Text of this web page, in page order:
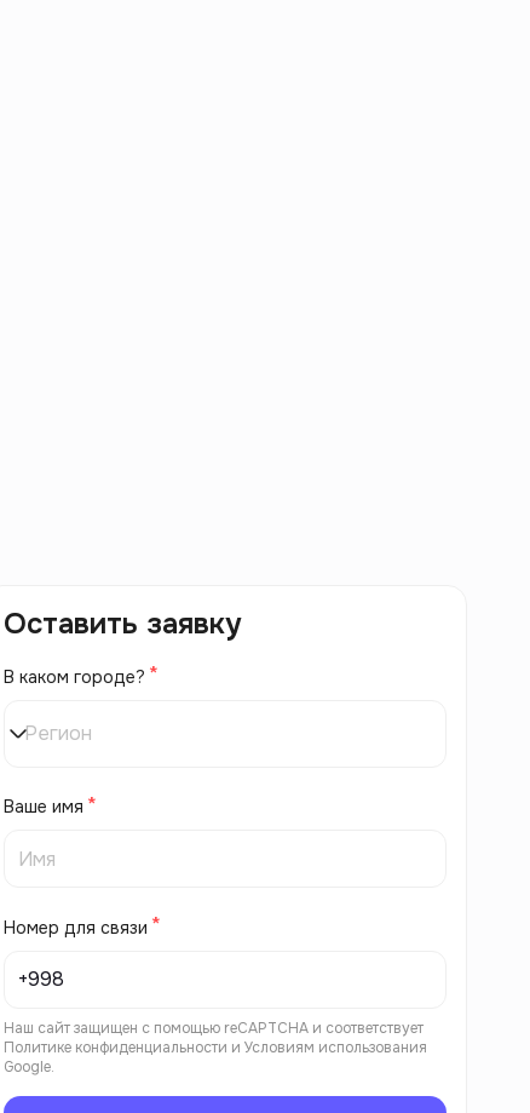
Оставить заявку
В каком городе?
Регион
Ваше имя
Номер для связи
Наш сайт защищен с помощью reCAPTCHA и соответствует
Политике конфиденциальности и Условиям использования
Google.